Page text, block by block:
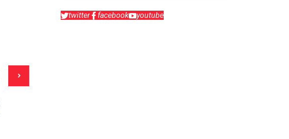
twitter facebook youtube